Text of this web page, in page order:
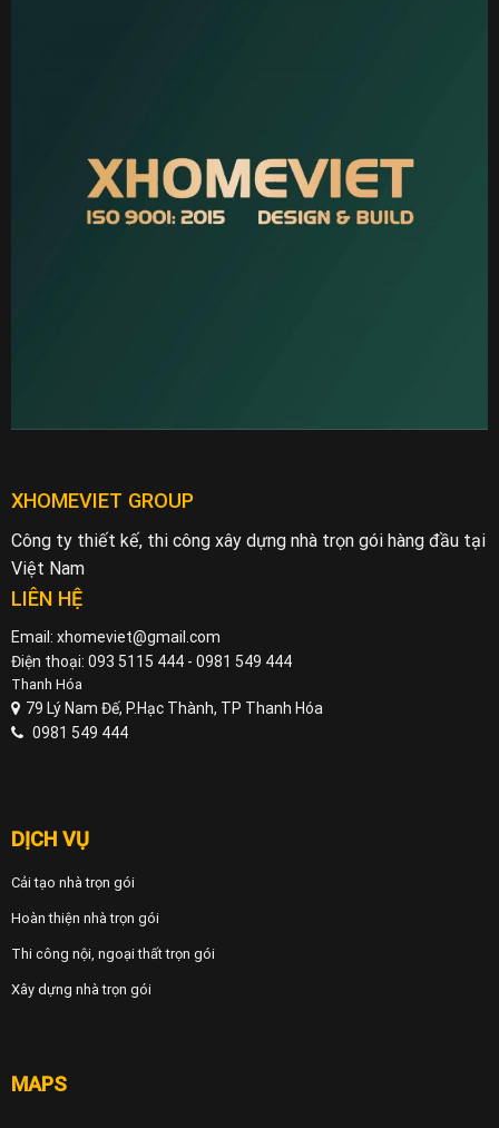
XHOMEVIET GROUP
Công ty thiết kế, thi công xây dựng nhà trọn gói hàng đầu tại
Việt Nam
LIÊN HỆ
Email: xhomeviet@gmail.com
Điện thoại: 093 5115 444 - 0981 549 444
Thanh Hóa
79 Lý Nam Đế, P.Hạc Thành, TP Thanh Hóa
0981 549 444
DỊCH VỤ
Cải tạo nhà trọn gói
Hoàn thiện nhà trọn gói
Thi công nội, ngoại thất trọn gói
Xây dựng nhà trọn gói
MAPS